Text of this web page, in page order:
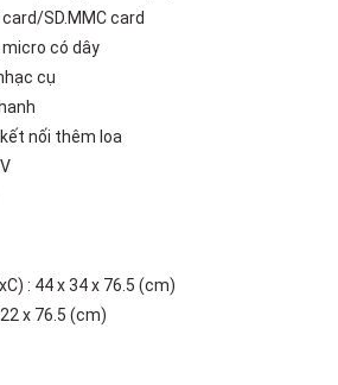
SD.MMC card
micro có dây
cụ
nối thêm loa
: 44 x 34 x 76.5 (cm)
x 76.5 (cm)